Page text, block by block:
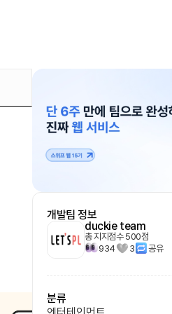
개발팀 정보
duckie team
총 지지점수 500점
934
3 공유
분류